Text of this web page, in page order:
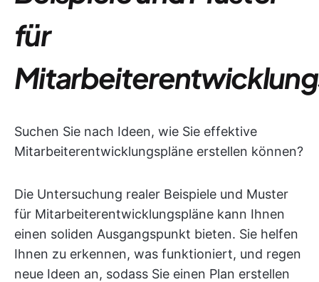
für
Suchen Sie nach Ideen, wie Sie effektive
Mitarbeiterentwicklungspläne erstellen können?
Die Untersuchung realer Beispiele und Muster
für Mitarbeiterentwicklungspläne kann Ihnen
einen soliden Ausgangspunkt bieten. Sie helfen
Ihnen zu erkennen, was funktioniert, und regen
neue Ideen an, sodass Sie einen Plan erstellen